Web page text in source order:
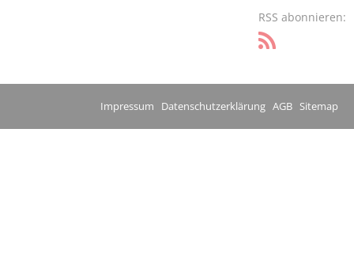
RSS abonnieren:
Impressum Datenschutzerklärung AGB Sitemap